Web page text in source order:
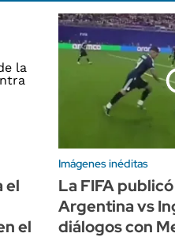
el
el
Imágenes inéditas
La FIFA
Argentina vs
diálogos con